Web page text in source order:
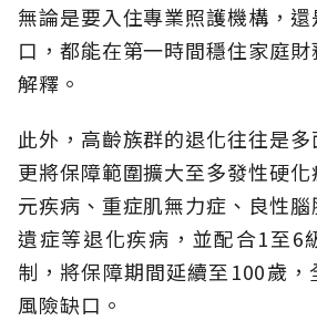
無論是要入住專業照護機構，
口，都能在第一時間穩住家庭
解釋。
此外，高齡族群的退化往往是
更將保障範圍擴大至多發性硬
元疾病、重症肌無力症、良性
遺症等退化疾病，並配合1至6
制，將保障期間延續至100歲，
風險缺口。